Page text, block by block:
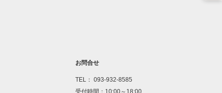
お問合せ
TEL： 093-932-8585
受付時間：10:00～18:00